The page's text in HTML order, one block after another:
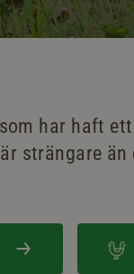
har haft
strängare än